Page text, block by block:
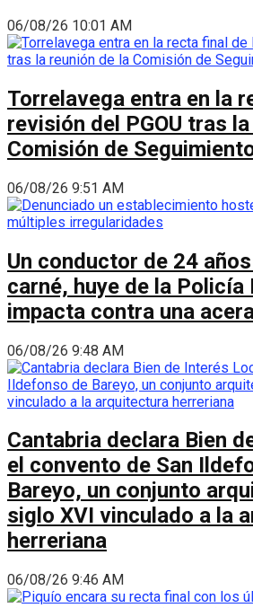
06/08/26 10:01 AM
Torrelavega entra en la
revisión del PGOU tras
Comisión de
06/08/26 9:51 AM
Un conductor de 24
carné, huye de la Policía
impacta contra una
06/08/26 9:48 AM
Cantabria declara Bien
el convento de San
Bareyo, un conjunto
siglo XVI vinculado a la
herreriana
06/08/26 9:46 AM